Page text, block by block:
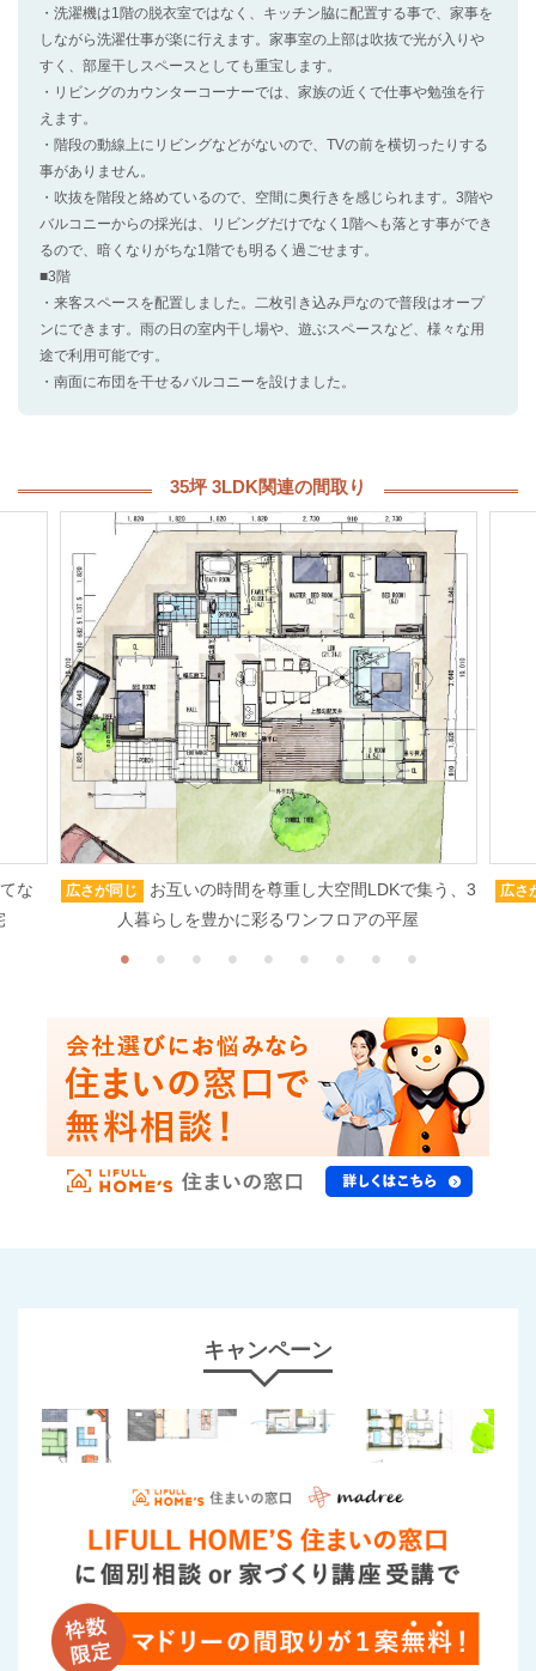
・洗濯機は1階の脱衣室ではなく、キッチン脇に配置する事で、家事を
しながら洗濯仕事が楽に行えます。家事室の上部は吹抜で光が入りや
すく、部屋干しスペースとしても重宝します。
・リビングのカウンターコーナーでは、家族の近くで仕事や勉強を行
えます。
・階段の動線上にリビングなどがないので、TVの前を横切ったりする
事がありません。
・吹抜を階段と絡めているので、空間に奥行きを感じられます。3階や
バルコニーからの採光は、リビングだけでなく1階へも落とす事ができ
るので、暗くなりがちな1階でも明るく過ごせます。
■3階
・来客スペースを配置しました。二枚引き込み戸なので普段はオープ
ンにできます。雨の日の室内干し場や、遊ぶスペースなど、様々な用
途で利用可能です。
・南面に布団を干せるバルコニーを設けました。
35坪 3LDK関連の間取り
な
広さが同じ
お互いの時間を尊重し大空間LDKで集う、3
人暮らしを豊かに彩るワンフロアの平屋
広さ
キャンペーン